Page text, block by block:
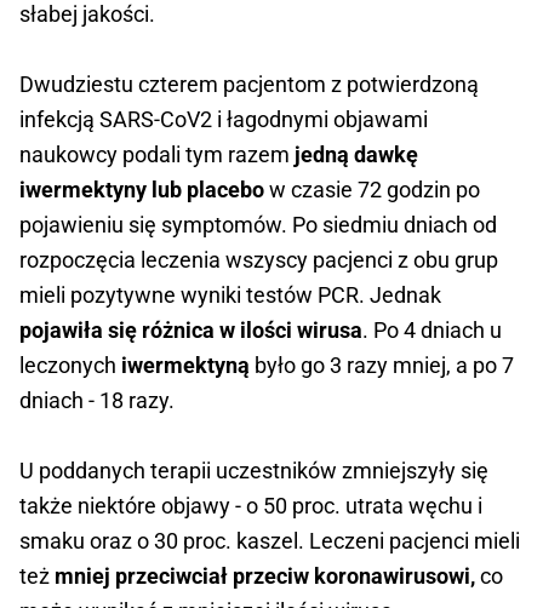
słabej jakości.
Dwudziestu czterem pacjentom z potwierdzoną
infekcją SARS-CoV2 i łagodnymi objawami
naukowcy podali tym razem jedną dawkę
iwermektyny lub placebow czasie 72 godzin po
pojawieniu się symptomów. Po siedmiu dniach od
rozpoczęcia leczenia wszyscy pacjenci z obu grup
mieli pozytywne wyniki testów PCR. Jednak
pojawiła się różnica w ilości wirusa. Po 4 dniach u
leczonych iwermektyną było go 3 razy mniej, a po 7
dniach - 18 razy.
U poddanych terapii uczestników zmniejszyły się
także niektóre objawy - o 50 proc. utrata węchu i
smaku oraz o 30 proc. kaszel. Leczeni pacjenci mieli
też mniej przeciwciał przeciw koronawirusowi,co